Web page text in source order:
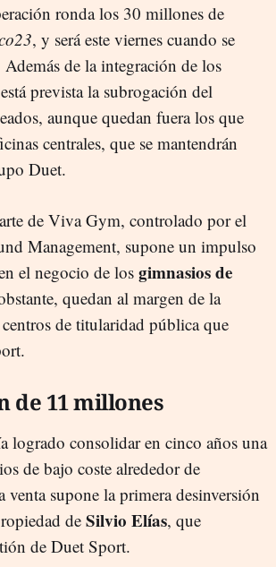
ronda los 30 millones de
, y será este viernes cuando se
de la integración de los
prevista la subrogación del
aunque quedan fuera los que
centrales, que se mantendrán
Duet.
de Viva Gym, controlado por el
Management, supone un impulso
el negocio de los gimnasios de
quedan al margen de la
de titularidad pública que
de 11 millones
logrado consolidar en cinco años una
de bajo coste alrededor de
venta supone la primera desinversión
deSilvio Elías, que
de Duet Sport.